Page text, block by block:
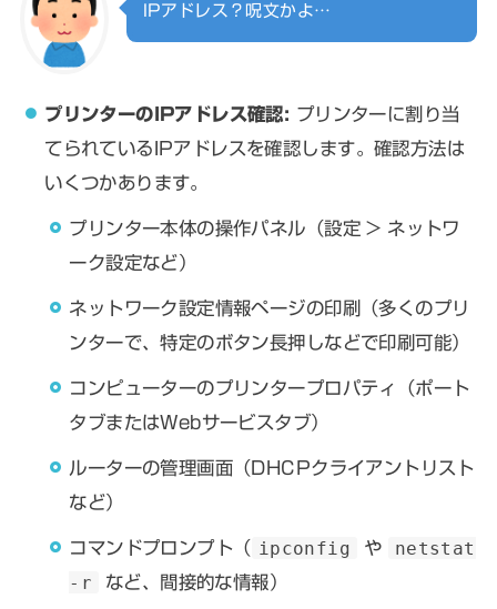
IPアドレス？呪文かよ…
プリンターのIPアドレス確認: プリンターに割り当
てられているIPアドレスを確認します。確認方法は
いくつかあります。
プリンター本体の操作パネル（設定 > ネットワ
ーク設定など）
ネットワーク設定情報ページの印刷（多くのプリ
ンターで、特定のボタン長押しなどで印刷可能）
コンピューターのプリンタープロパティ（ポート
タブまたはWebサービスタブ）
ルーターの管理画面（DHCPクライアントリスト
など）
コマンドプロンプト（ ipconfig や
netstat
-r
など、間接的な情報）